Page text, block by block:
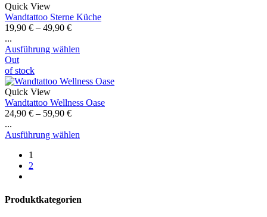
Quick View
Wandtattoo Sterne Küche
19,90 € – 49,90 €
...
Ausführung wählen
Out
of stock
Quick View
Wandtattoo Wellness Oase
24,90 € – 59,90 €
...
Ausführung wählen
1
2
Produktkategorien